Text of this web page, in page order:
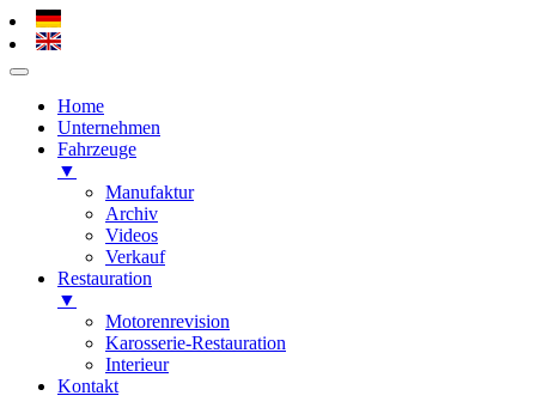
Home
Unternehmen
Fahrzeuge
▼
Manufaktur
Archiv
Videos
Verkauf
Restauration
▼
Motorenrevision
Karosserie-Restauration
Interieur
Kontakt